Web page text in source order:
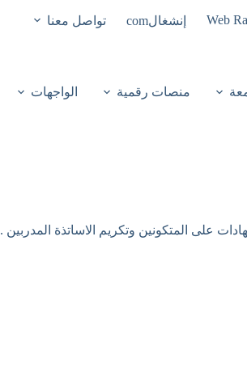
Web إنشغالcom تواصل معنا
منصات رقمية الواجهات
على المتكونين وتكريم الاساتذة المدربين .